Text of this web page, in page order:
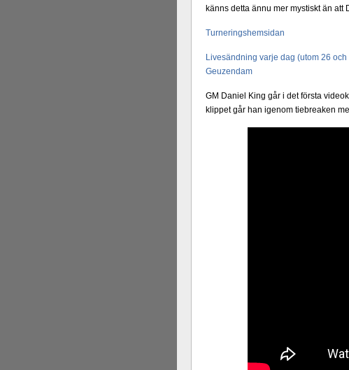
känns detta ännu mer mystiskt än
Turneringshemsidan
Livesändning varje dag (utom 26
Geuzendam
GM Daniel King går i det första
klippet går han igenom tiebreaken